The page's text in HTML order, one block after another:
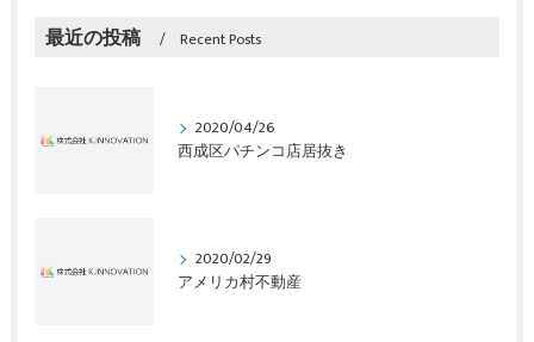
最近の投稿 Recent Posts
2020/04/26
西成区パチンコ店居抜き
2020/02/29
アメリカ村不動産